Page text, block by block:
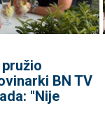
BN TV
"Nije